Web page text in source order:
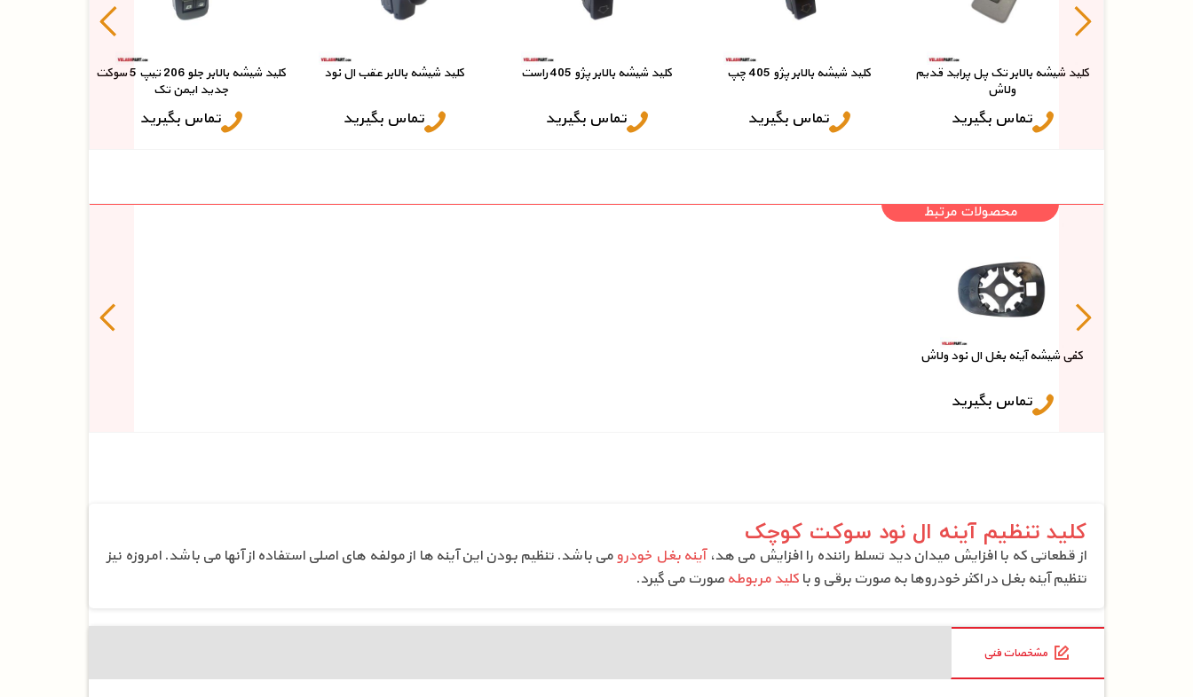
کلید شیشه بالابر تک پل پراید قدیم
ولاش
تماس بگیرید
کلید شیشه بالابر پژو 405 چپ
تماس بگیرید
کلید شیشه بالابر پژو 405 راست
تماس بگیرید
کلید شیشه بالابر عقب ال نود
تماس بگیرید
کلید شیشه بالابر جلو 206 تیپ 5 سوکت
جدید ایمن تک
تماس بگیرید
محصولات مرتبط
کفی شیشه آینه بغل ال نود ولاش
تماس بگیرید
کلید تنظیم آینه ال نود سوکت کوچک
از قطعاتی که با افزایش میدان دید تسلط راننده را افزایش می هد،آینه بغل خودرومی باشد. تنظیم بودن این آینه ها از مولفه های اصلی استفاده از آنها می باشد. امروزه نیز
تنظیم آینه بغل در اکثر خودروها به صورت برقی و با کلید مربوطه صورت می گیرد.
مشخصات فنی